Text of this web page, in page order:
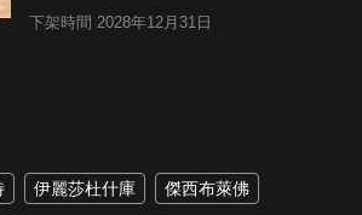
下架時間 2028年12月31日
伊麗莎杜什庫 傑西布萊佛